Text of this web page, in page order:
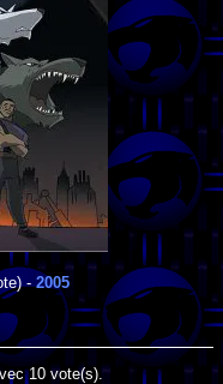
-2005
10 vote(s).